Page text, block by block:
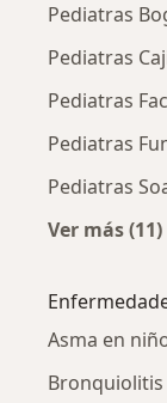
Pediatras
Pediatras
Pediatras
Pediatras
Pediatras
Ver más (11)
Asma en
Bronquiolitis